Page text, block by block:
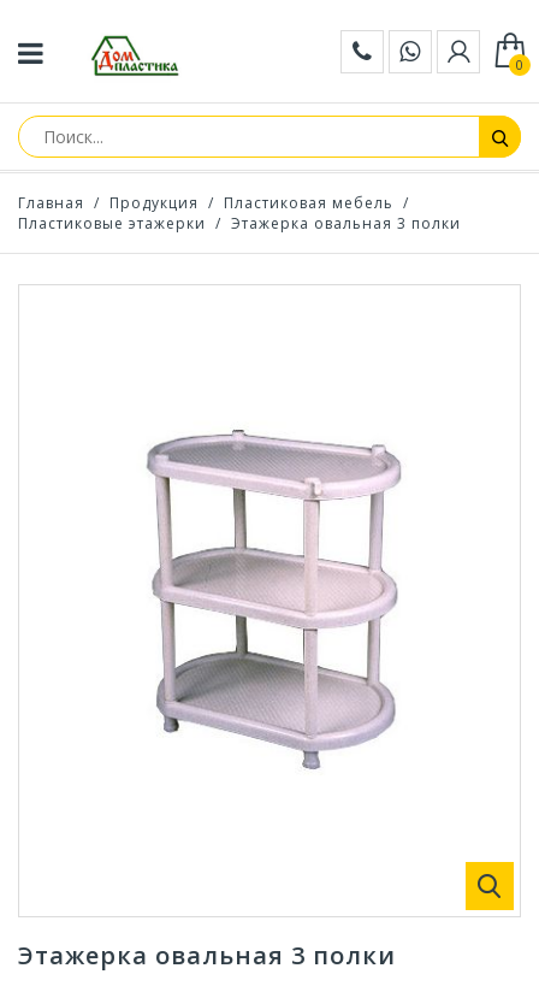
0
Главная / Продукция / Пластиковая мебель /
Пластиковые этажерки / Этажерка овальная 3 полки
Этажерка овальная 3 полки